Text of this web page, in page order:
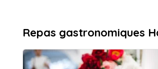
Repas gastronomiques